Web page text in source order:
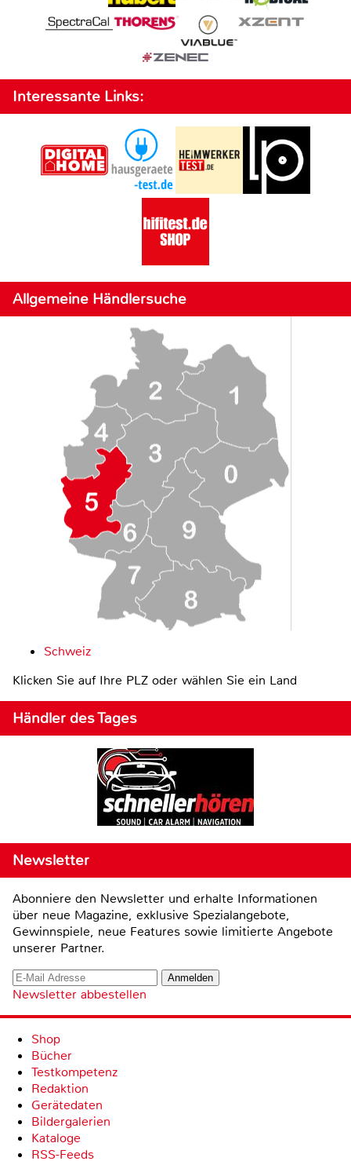
Interessante Links:
Allgemeine Händlersuche
Schweiz
Klicken Sie auf Ihre PLZ oder wählen Sie ein Land
Händler des Tages
Newsletter
Abonniere den Newsletter und erhalte Informationen
über neue Magazine, exklusive Spezialangebote,
Gewinnspiele, neue Features sowie limitierte Angebote
unserer Partner.
Newsletter abbestellen
Shop
Bücher
Testkompetenz
Redaktion
Gerätedaten
Bildergalerien
Kataloge
RSS-Feeds